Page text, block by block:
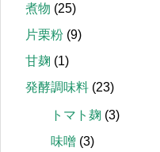
煮物 (25)
片栗粉 (9)
甘麹 (1)
発酵調味料 (23)
トマト麹 (3)
味噌 (3)